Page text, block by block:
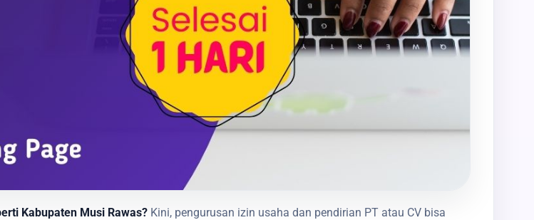
Kabupaten Musi Rawas? Kini, pengurusan izin usaha dan pendirian PT atau CV bisa